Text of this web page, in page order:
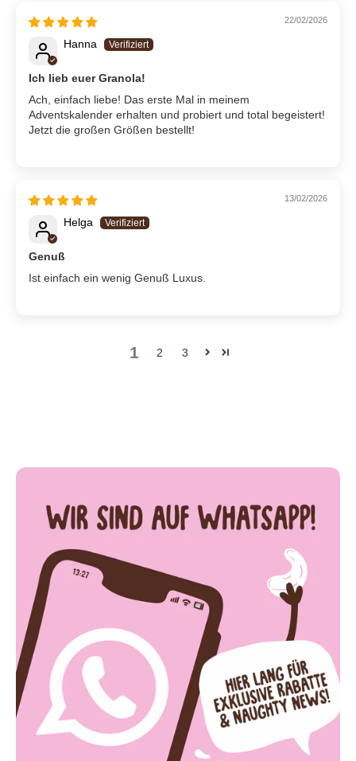
22/02/2026
Hanna
Ich lieb euer Granola!
Ach, einfach liebe! Das erste Mal in meinem
Adventskalender erhalten und probiert und total begeistert!
Jetzt die großen Größen bestellt!
13/02/2026
Helga
Genuß
Ist einfach ein wenig Genuß Luxus.
1 2 3